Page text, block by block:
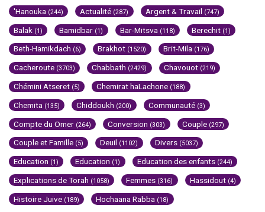
'Hanouka (244) Actualité (287) Argent & Travail (747)
Balak (1) Bamidbar (1) Bar-Mitsva (118) Berechit (1)
Beth-Hamikdach (6) Brakhot (1520) Brit-Mila (176)
Cacheroute (3703) Chabbath (2429) Chavouot (219)
Chémini Atseret (5) Chemirat haLachone (188)
Chemita (135) Chiddoukh (200) Communauté (3)
Compte du Omer (264) Conversion (303) Couple (297)
Couple et Famille (5) Deuil (1102) Divers (5037)
Education (1) Education (1) Education des enfants (244)
Explications de Torah (1058) Femmes (316) Hassidout (4)
Histoire Juive (189) Hochaana Rabba (18)